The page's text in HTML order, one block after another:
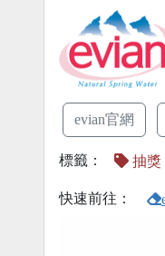
evian官網
標籤： 抽獎
快速前往：